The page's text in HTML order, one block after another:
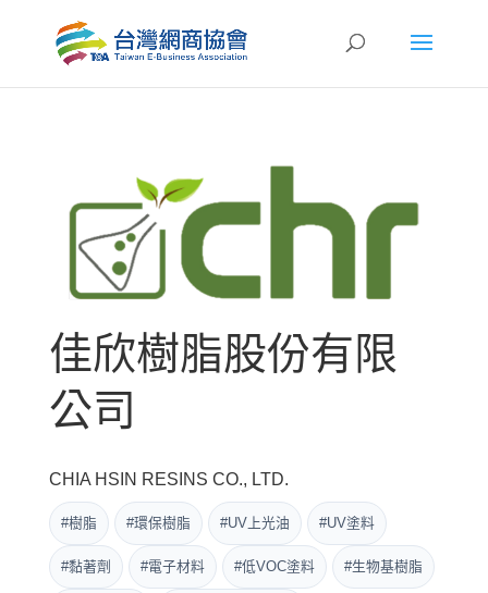
佳欣樹脂股份有限
公司
CHIA HSIN RESINS CO., LTD.
#樹脂 #環保樹脂 #UV上光油 #UV塗料
#黏著劑 #電子材料 #低VOC塗料 #生物基樹脂